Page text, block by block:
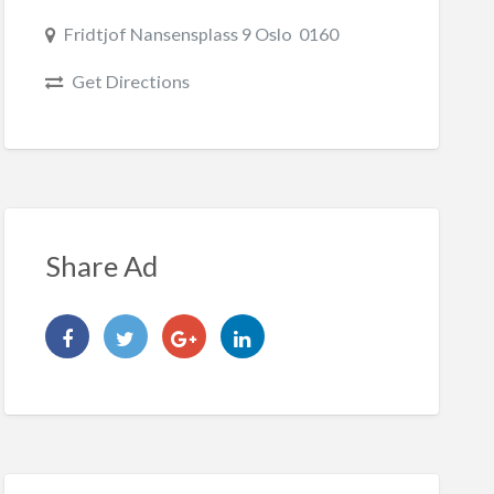
Fridtjof Nansensplass 9 Oslo 0160
Get Directions
Share Ad